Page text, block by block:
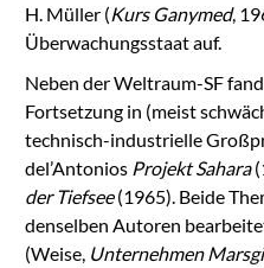
H. Müller (Kurs Ganymed,
Überwachungsstaat auf.
Neben der Weltraum-SF
Fortsetzung in (meist
technisch-industrielle
del’Antonios Projekt Sahara
der Tiefsee(1965). Beide
denselben Autoren
(Weise, Unternehmen